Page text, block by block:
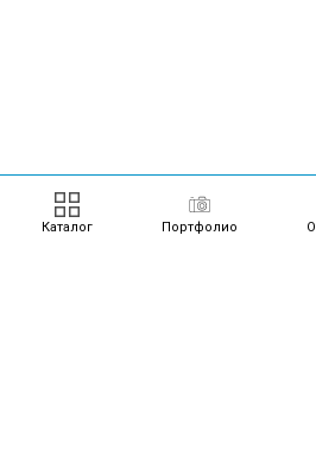
Каталог Портфолио